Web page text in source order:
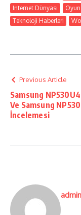
Internet Dünyası
Teknoloji Haberleri
Previous Article
Samsung
Ve Samsung
İncelemesi
admin